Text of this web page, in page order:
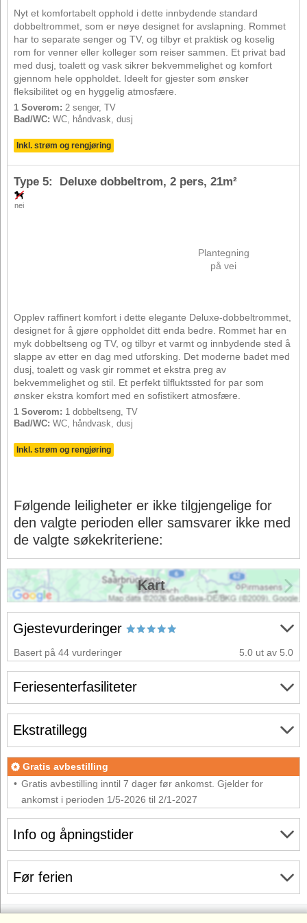
1 Soverom: 2 senger, TV
Bad/WC: WC, håndvask, dusj
Nyt et komfortabelt opphold i dette innbydende standard
dobbeltrommet, som er nøye designet for avslapning. Rommet
har to separate senger og TV, og tilbyr et praktisk og koselig
rom for venner eller kolleger som reiser sammen. Et privat bad
med dusj, toalett og vask sikrer bekvemmelighet og komfort
gjennom hele oppholdet. Ideelt for gjester som ønsker
fleksibilitet og en hyggelig atmosfære.
Inkl. strøm og rengjøring
nei
Type 5: Deluxe dobbeltrom, 2 pers, 21m²
Plantegning
på vei
1 Soverom: 1 dobbeltseng, TV
Bad/WC: WC, håndvask, dusj
Opplev raffinert komfort i dette elegante Deluxe-dobbeltrommet,
designet for å gjøre oppholdet ditt enda bedre. Rommet har en
myk dobbeltseng og TV, og tilbyr et varmt og innbydende sted å
slappe av etter en dag med utforsking. Det moderne badet med
dusj, toalett og vask gir rommet et ekstra preg av
bekvemmelighet og stil. Et perfekt tilfluktssted for par som
ønsker ekstra komfort med en sofistikert atmosfære.
Inkl. strøm og rengjøring
Følgende leiligheter er ikke tilgjengelige for
den valgte perioden eller samsvarer ikke med
de valgte søkekriteriene:
Info og åpningstider
Før ferien
Gjestevurderinger
Basert på 44 vurderinger 5.0 ut av 5.0
Feriesenterfasiliteter
Ekstratillegg
Gratis avbestilling
Gratis avbestilling inntil 7 dager før ankomst. Gjelder for
ankomst i perioden 1/5-2026 til 2/1-2027
Kart